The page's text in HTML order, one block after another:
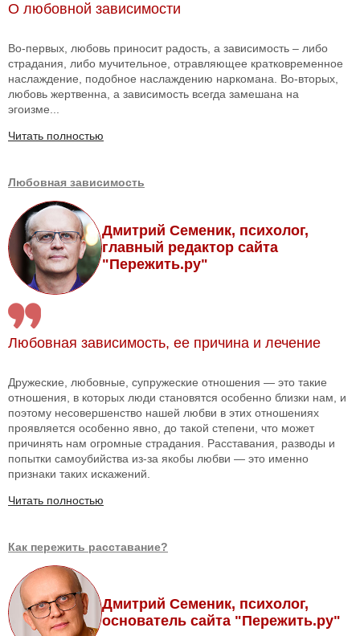
О любовной зависимости
Во-первых, любовь приносит радость, а зависимость – либо
страдания, либо мучительное, отравляющее кратковременное
наслаждение, подобное наслаждению наркомана. Во-вторых,
любовь жертвенна, а зависимость всегда замешана на
эгоизме...
Читать полностью
Любовная зависимость
Дмитрий Семеник, психолог,
главный редактор сайта
"Пережить.ру"
Любовная зависимость, ее причина и лечение
Дружеские, любовные, супружеские отношения — это такие
отношения, в которых люди становятся особенно близки нам, и
поэтому несовершенство нашей любви в этих отношениях
проявляется особенно явно, до такой степени, что может
причинять нам огромные страдания. Расставания, разводы и
попытки самоубийства из-за якобы любви — это именно
признаки таких искажений.
Читать полностью
Как пережить расставание?
Дмитрий Семеник, психолог,
основатель сайта "Пережить.ру"